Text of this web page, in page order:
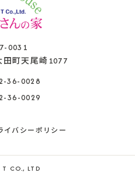
0031
町天尾崎1077
36-0028
36-0029
イバシーポリシー
CO., LTD